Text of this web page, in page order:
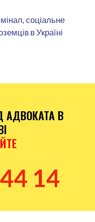
соціальне
в Україні
АДВОКАТА В
14